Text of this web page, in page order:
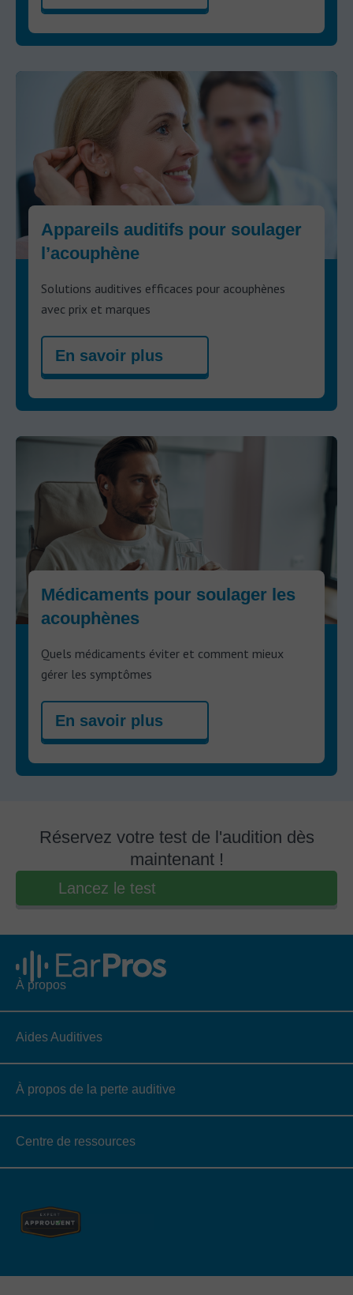
Appareils auditifs pour soulager
l’acouphène
Solutions auditives efficaces pour acouphènes
avec prix et marques
En savoir plus
Médicaments pour soulager les
acouphènes
Quels médicaments éviter et comment mieux
gérer les symptômes
En savoir plus
Réservez votre test de l'audition dès
maintenant !
Lancez le test
À propos
Aides Auditives
À propos de la perte auditive
Centre de ressources